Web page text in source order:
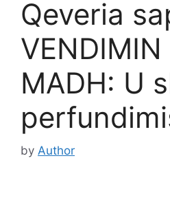
Qeveria
VENDIMIN
MADH: U
by Author